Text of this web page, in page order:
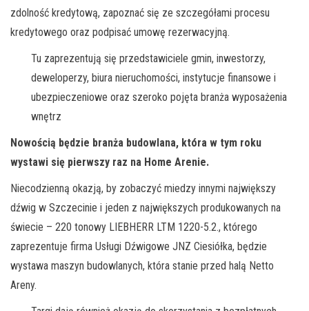
zdolność kredytową, zapoznać się ze szczegółami procesu
kredytowego oraz podpisać umowę rezerwacyjną.
Tu zaprezentują się przedstawiciele gmin, inwestorzy,
deweloperzy, biura nieruchomości, instytucje finansowe i
ubezpieczeniowe oraz szeroko pojęta branża wyposażenia
wnętrz
Nowością będzie branża budowlana, która w tym roku
wystawi się pierwszy raz na Home Arenie.
Niecodzienną okazją, by zobaczyć miedzy innymi największy
dźwig w Szczecinie i jeden z największych produkowanych na
świecie – 220 tonowy LIEBHERR LTM 1220-5.2., którego
zaprezentuje firma Usługi Dźwigowe JNZ Ciesiółka, będzie
wystawa maszyn budowlanych, która stanie przed halą Netto
Areny.